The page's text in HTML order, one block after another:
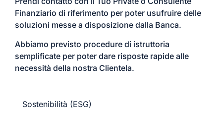
Sostenibilità (ESG)
Finanziario di riferimento per poter usufruire delle
soluzioni messe a disposizione dalla Banca.
Abbiamo previsto procedure di istruttoria
semplificate per poter dare risposte rapide alle
necessità della nostra Clientela.